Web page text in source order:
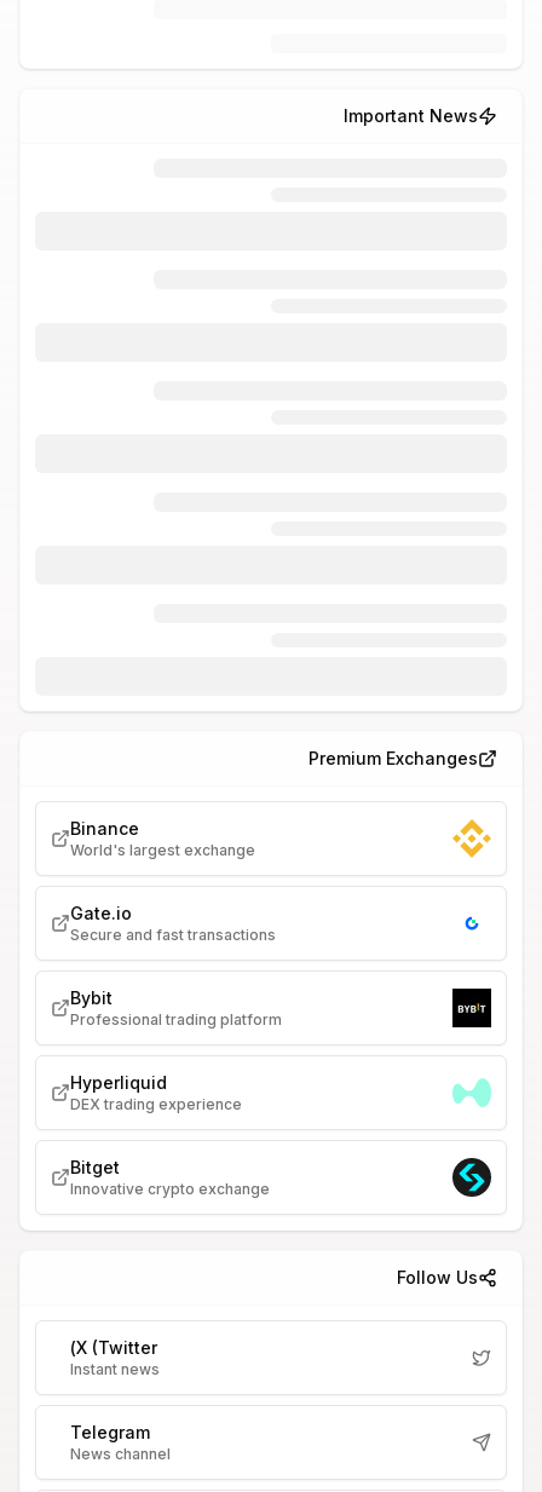
Important News
Premium Exchanges
Binance
World's largest exchange
Gate.io
Secure and fast transactions
Bybit
Professional trading platform
Hyperliquid
DEX trading experience
Bitget
Innovative crypto exchange
Follow Us
X (Twitter)
Instant news
Telegram
News channel